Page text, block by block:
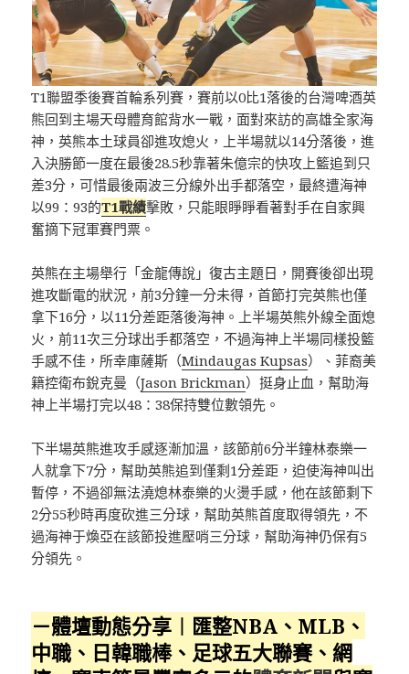
T1聯盟季後賽首輪系列賽，賽前以0比1落後的台灣啤酒英
熊回到主場天母體育館背水一戰，面對來訪的高雄全家海
神，英熊本土球員卻進攻熄火，上半場就以14分落後，進
入決勝節一度在最後28.5秒靠著朱億宗的快攻上籃追到只
差3分，可惜最後兩波三分線外出手都落空，最終遭海神
以99：93的T1戰績擊敗，只能眼睜睜看著對手在自家興
奮摘下冠軍賽門票。
英熊在主場舉行「金龍傳說」復古主題日，開賽後卻出現
進攻斷電的狀況，前3分鐘一分未得，首節打完英熊也僅
拿下16分，以11分差距落後海神。上半場英熊外線全面熄
火，前11次三分球出手都落空，不過海神上半場同樣投籃
手感不佳，所幸庫薩斯（Mindaugas Kupsas）、菲裔美
籍控衛布銳克曼（Jason Brickman）挺身止血，幫助海
神上半場打完以48：38保持雙位數領先。
下半場英熊進攻手感逐漸加溫，該節前6分半鐘林泰樂一
人就拿下7分，幫助英熊追到僅剩1分差距，迫使海神叫出
暫停，不過卻無法澆熄林泰樂的火燙手感，他在該節剩下
2分55秒時再度砍進三分球，幫助英熊首度取得領先，不
過海神于煥亞在該節投進壓哨三分球，幫助海神仍保有5
分領先。
－體壇動態分享︱匯整NBA、MLB、
中職、日韓職棒、足球五大聯賽、網